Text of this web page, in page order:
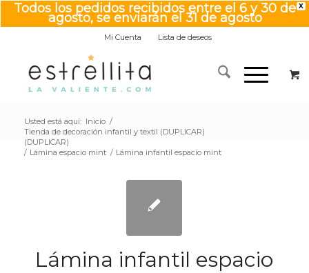
X
Todos los pedidos recibidos entre el 6 y 30 de
agosto, se enviarán el 31 de agosto
Mi Cuenta Lista de deseos
Usted está aquí: Inicio /
Tienda de decoración infantil y textil (DUPLICAR)
(DUPLICAR)
/ Lámina espacio mint / Lámina infantil espacio mint
Lámina infantil espacio